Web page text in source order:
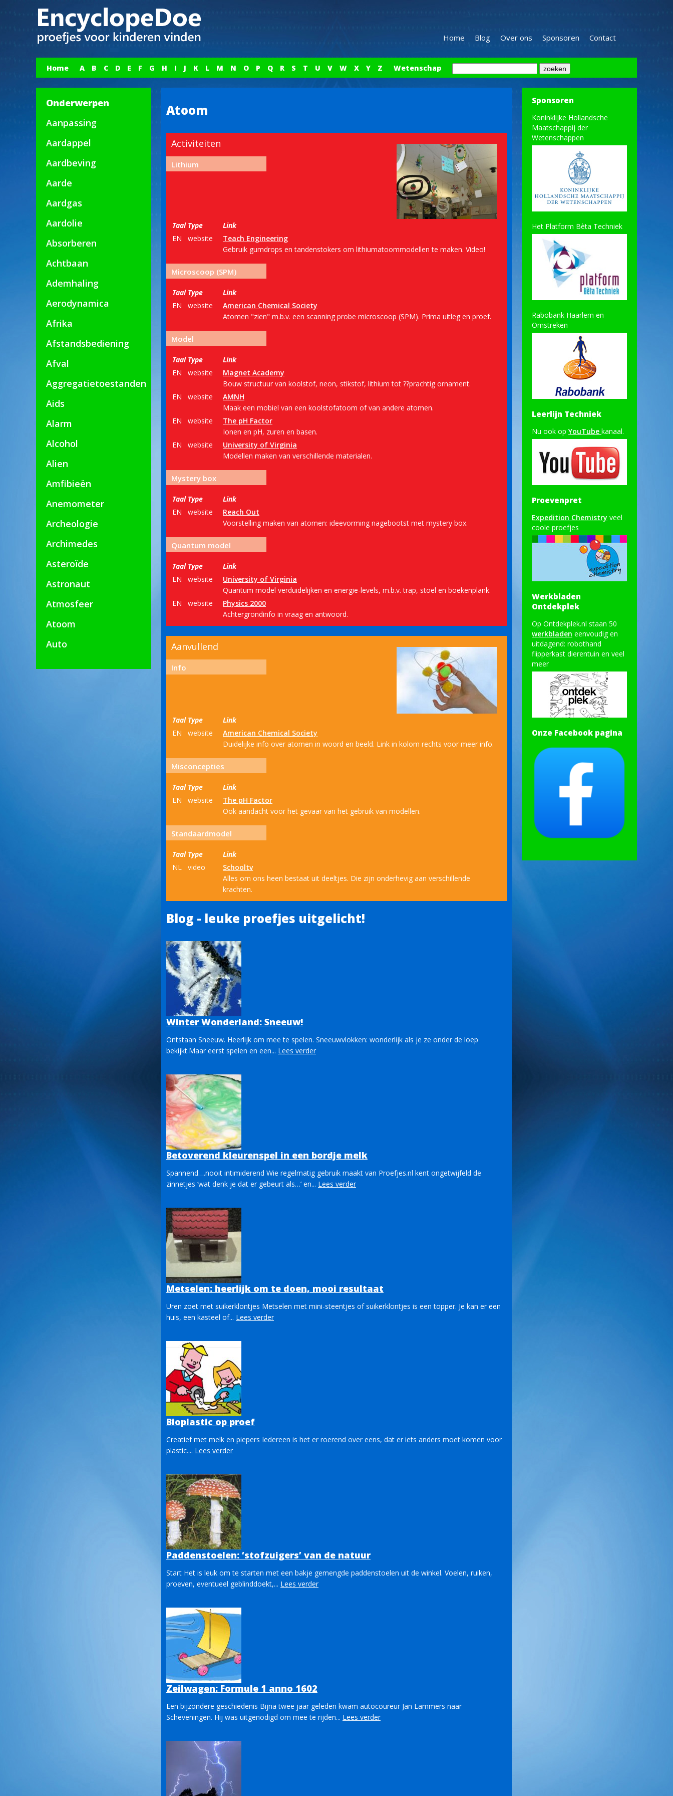
Home Blog Over ons Sponsoren Contact
Home A B C D E F G H I J K L M N O P Q R S T U V W X Y Z Wetenschap
Onderwerpen
Aanpassing
Aardappel
Aardbeving
Aarde
Aardgas
Aardolie
Absorberen
Achtbaan
Ademhaling
Aerodynamica
Afrika
Afstandsbediening
Afval
Aggregatietoestanden
Aids
Alarm
Alcohol
Alien
Amfibieën
Anemometer
Archeologie
Archimedes
Asteroïde
Astronaut
Atmosfeer
Atoom
Auto
Atoom
Activiteiten
Lithium
Taal Type
Link
EN
website
Teach Engineering
Gebruik gumdrops en tandenstokers om lithiumatoommodellen te maken. Video!
Microscoop (SPM)
Taal Type
Link
EN
website
American Chemical Society
Atomen "zien" m.b.v. een scanning probe microscoop (SPM). Prima uitleg en proef.
Model
Taal Type
Link
EN
website
Magnet Academy
Bouw structuur van koolstof, neon, stikstof, lithium tot ??prachtig ornament.
EN
website
AMNH
Maak een mobiel van een koolstofatoom of van andere atomen.
EN
website
The pH Factor
Ionen en pH, zuren en basen.
EN
website
University of Virginia
Modellen maken van verschillende materialen.
Mystery box
Taal Type
Link
EN
website
Reach Out
Voorstelling maken van atomen: ideevorming nagebootst met mystery box.
Quantum model
Taal Type
Link
EN
website
University of Virginia
Quantum model verduidelijken en energie-levels, m.b.v. trap, stoel en boekenplank.
EN
website
Physics 2000
Achtergrondinfo in vraag en antwoord.
Aanvullend
Info
Taal Type
Link
EN
website
American Chemical Society
Duidelijke info over atomen in woord en beeld. Link in kolom rechts voor meer info.
Misconcepties
Taal Type
Link
EN
website
The pH Factor
Ook aandacht voor het gevaar van het gebruik van modellen.
Standaardmodel
Taal Type
Link
NL
video
Schooltv
Alles om ons heen bestaat uit deeltjes. Die zijn onderhevig aan verschillende
krachten.
Blog - leuke proefjes uitgelicht!
Winter Wonderland: Sneeuw!
Ontstaan Sneeuw. Heerlijk om mee te spelen. Sneeuwvlokken: wonderlijk als je ze onder de loep
bekijkt.Maar eerst spelen en een... Lees verder
Betoverend kleurenspel in een bordje melk
Spannend….nooit intimiderend Wie regelmatig gebruik maakt van Proefjes.nl kent ongetwijfeld de
zinnetjes ‘wat denk je dat er gebeurt als…’ en... Lees verder
Metselen: heerlijk om te doen, mooi resultaat
Uren zoet met suikerklontjes Metselen met mini-steentjes of suikerklontjes is een topper. Je kan er een
huis, een kasteel of... Lees verder
Bioplastic op proef
Creatief met melk en piepers Iedereen is het er roerend over eens, dat er iets anders moet komen voor
plastic.... Lees verder
Paddenstoelen: ‘stofzuigers’ van de natuur
Start Het is leuk om te starten met een bakje gemengde paddenstoelen uit de winkel. Voelen, ruiken,
proeven, eventueel geblinddoekt,... Lees verder
Zeilwagen: Formule 1 anno 1602
Een bijzondere geschiedenis Bijna twee jaar geleden kwam autocoureur Jan Lammers naar
Scheveningen. Hij was uitgenodigd om mee te rijden... Lees verder
Sponsoren
Koninklijke Hollandsche
Maatschappij der
Wetenschappen
Het Platform Bèta Techniek
Rabobank Haarlem en
Omstreken
Leerlijn Techniek
Nu ook opYouTube kanaal.
Proevenpret
Expedition Chemistry veel
coole proefjes
Werkbladen
Ontdekplek
Op Ontdekplek.nl staan 50
werkbladen eenvoudig en
uitdagend: robothand
flipperkast dierentuin en veel
meer
Onze Facebook pagina